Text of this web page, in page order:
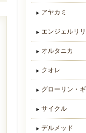
アヤカミ
エンジェルリ
オルタニカ
クオレ
グローリン・
サイクル
デルメッド